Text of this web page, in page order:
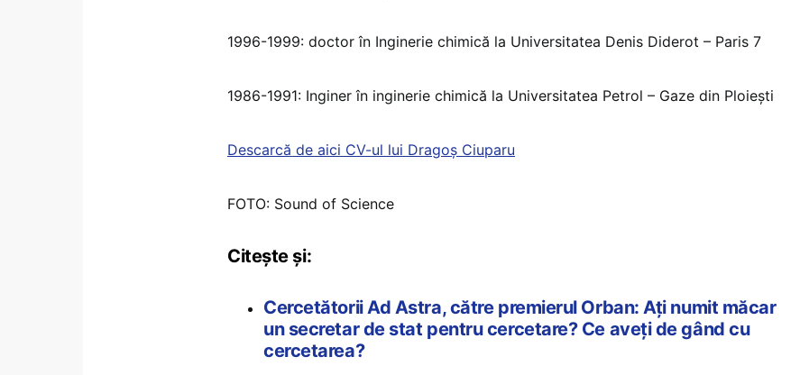
1996-1999: doctor în Inginerie chimică la Universitatea Denis Diderot – Paris 7
1986-1991: Inginer în inginerie chimică la Universitatea Petrol – Gaze din Ploiești
Descarcă de aici CV-ul lui Dragoș Ciuparu
FOTO: Sound of Science
Citește și:
Cercetătorii Ad Astra, către premierul Orban: Aţi numit măcar
un secretar de stat pentru cercetare? Ce aveţi de gând cu
cercetarea?